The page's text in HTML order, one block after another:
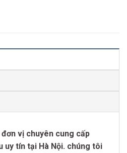
vị chuyên cung cấp
uy tín tại Hà Nội. chúng tôi